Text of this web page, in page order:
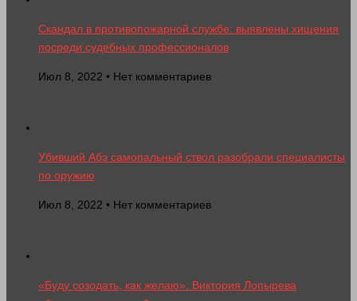
Скандал в противопожарной службе: выявлены хищения
посреди судебных профессионалов
Июл 8, 2022 • Нет комментариев
Убивший Абэ самопальный ствол разобрали специалисты
по оружию
Июл 8, 2022 • Нет комментариев
«Буду созодать, как желаю»: Виктория Лопырева